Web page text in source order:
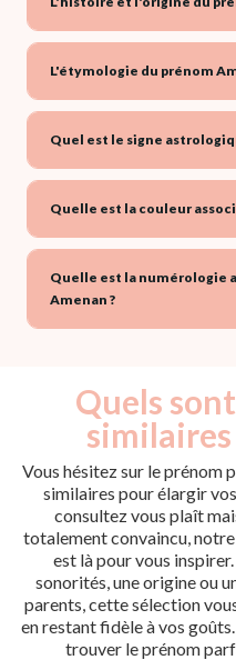
L'étymologie du prénom
Quel est le signe
Quelle est la couleur
Quelle est la numérologie
Amenan ?
Quels
similaires
Vous hésitez sur le prénom
similaires pour élargir
consultez vous plaît
totalement convaincu,
est là pour vous
sonorités, une origine ou
parents, cette sélection
en restant fidèle à vos
trouver le prénom